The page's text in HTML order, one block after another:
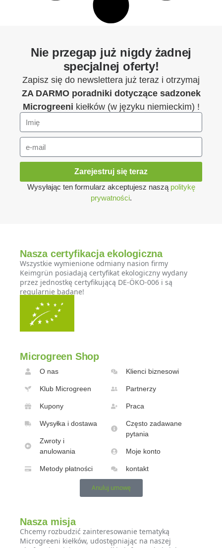
Nie przegap już nigdy żadnej
specjalnej oferty!
Zapisz się do newslettera już teraz i otrzymaj
ZA DARMO poradniki dotyczące sadzonek
Microgreeni kiełków (w języku niemieckim) !
Zarejestruj się teraz
Wysyłając ten formularz akceptujesz naszą politykę
prywatności.
Nasza certyfikacja ekologiczna
Wszystkie wymienione odmiany nasion firmy
Keimgrün posiadają certyfikat ekologiczny wydany
przez jednostkę certyfikującą DE-ÖKO-006 i są
regularnie badane!
Microgreen Shop
O nas
Klub Microgreen
Kupony
Wysyłka i dostawa
Zwroty i
anulowania
Metody płatności
Klienci biznesowi
Partnerzy
Praca
Często zadawane
pytania
Moje konto
kontakt
Anuluj umowę
Nasza misja
Chcemy rozbudzić zainteresowanie tematyką
Microgreeni kiełków, udostępniając na naszej